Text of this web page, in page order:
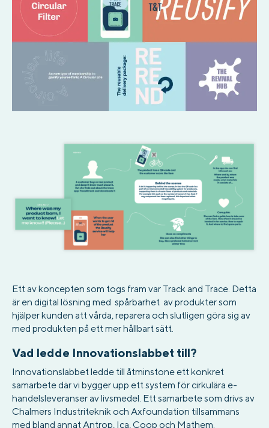
Ett av koncepten som togs fram var Track and Trace. Detta
är en digital lösning med spårbarhet av produkter som
hjälper kunden att vårda, reparera och slutligen göra sig av
med produkten på ett mer hållbart sätt.
Vad ledde Innovationslabbet till?
Innovationslabbet ledde till åtminstone ett konkret
samarbete där vi bygger upp ett system för cirkulära e-
handelsleveranser av livsmedel. Ett samarbete som drivs av
Chalmers Industriteknik och Axfoundation tillsammans
med bland annat Antrop, Ica, Coop och Mathem.